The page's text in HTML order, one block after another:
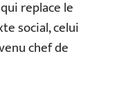
replace le
social, celui
chef de